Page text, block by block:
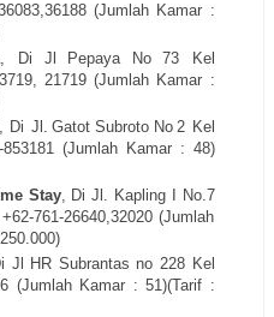
(Jumlah Kamar :
, DiJl Pepaya No 73Kel
21719 (Jumlah Kamar :
, Di Jl. Gatot Subroto No 2 Kel
(Jumlah Kamar : 48)
Stay, DiJl. Kapling I No.7
761-26640,32020 (Jumlah
Jl HR Subrantas no 228Kel
(Jumlah Kamar : 51)(Tarif :